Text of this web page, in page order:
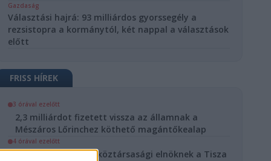
Gazdaság
Választási hajrá: 93 milliárdos gyorssegély a
rezsistopra a kormánytól, két nappal a választások
előtt
FRISS HÍREK
3 órával ezelőtt
2,3 milliárdot fizetett vissza az államnak a
Mészáros Lőrinchez köthető magántőkealap
4 órával ezelőtt
Baka Andrást jelöli köztársasági elnöknek a Tisza